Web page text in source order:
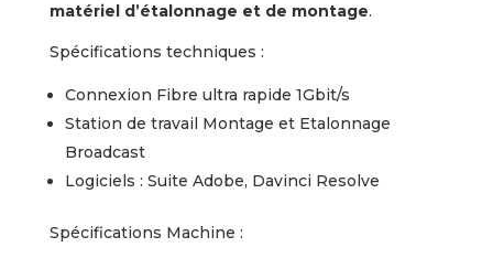
matériel d’étalonnage et de montage.
Spécifications techniques :
Connexion Fibre ultra rapide 1Gbit/s
Station de travail Montage et Etalonnage
Broadcast
Logiciels : Suite Adobe, Davinci Resolve
Spécifications Machine :